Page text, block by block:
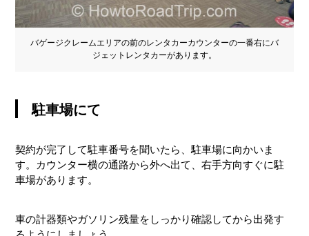
バゲージクレームエリアの前のレンタカーカウンターの一番右にバ
ジェットレンタカーがあります。
駐車場にて
契約が完了して駐車番号を聞いたら、駐車場に向かいま
す。カウンター横の通路から外へ出て、右手方向すぐに駐
車場があります。
車の計器類やガソリン残量をしっかり確認してから出発す